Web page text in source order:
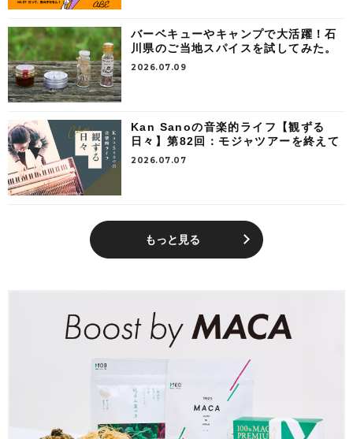
バーベキューやキャンプで大活躍！石
川県のご当地スパイスを試してみた。
2026.07.09
Kan Sanoの音楽的ライフ【観ずる
日々】第82回：モジャツアーを終えて
2026.07.07
もっと見る